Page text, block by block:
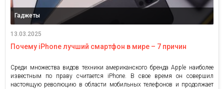
Гаджеты
13.03.2025
Почему iPhone лучший смартфон в мире – 7 причин
Среди множества видов техники американского бренда Apple наиболее
известным по праву считается iPhone. В свое время он совершил
настоящую революцию в области мобильных телефонов и продолжает